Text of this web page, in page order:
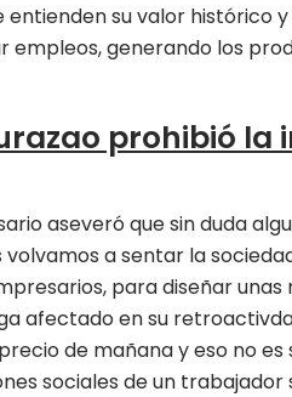
su valor histórico
empleos, generando los
prohibió la
aseveró que sin duda
volvamos a sentar la
para diseñar
afectado en su
de mañana y eso no
sociales de un